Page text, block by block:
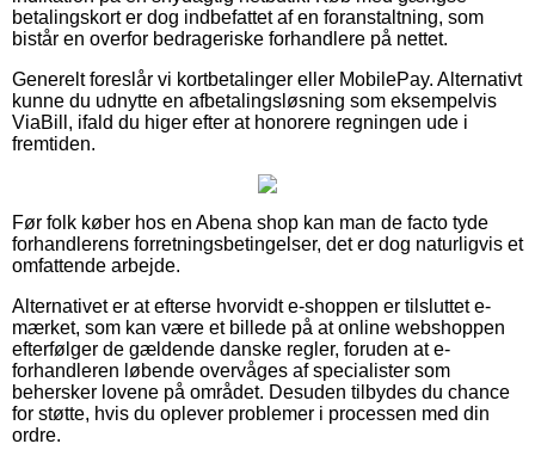
betalingskort er dog indbefattet af en foranstaltning, som
bistår en overfor bedrageriske forhandlere på nettet.
Generelt foreslår vi kortbetalinger eller MobilePay. Alternativt
kunne du udnytte en afbetalingsløsning som eksempelvis
ViaBill, ifald du higer efter at honorere regningen ude i
fremtiden.
Før folk køber hos en Abena shop kan man de facto tyde
forhandlerens forretningsbetingelser, det er dog naturligvis et
omfattende arbejde.
Alternativet er at efterse hvorvidt e-shoppen er tilsluttet e-
mærket, som kan være et billede på at online webshoppen
efterfølger de gældende danske regler, foruden at e-
forhandleren løbende overvåges af specialister som
behersker lovene på området. Desuden tilbydes du chance
for støtte, hvis du oplever problemer i processen med din
ordre.